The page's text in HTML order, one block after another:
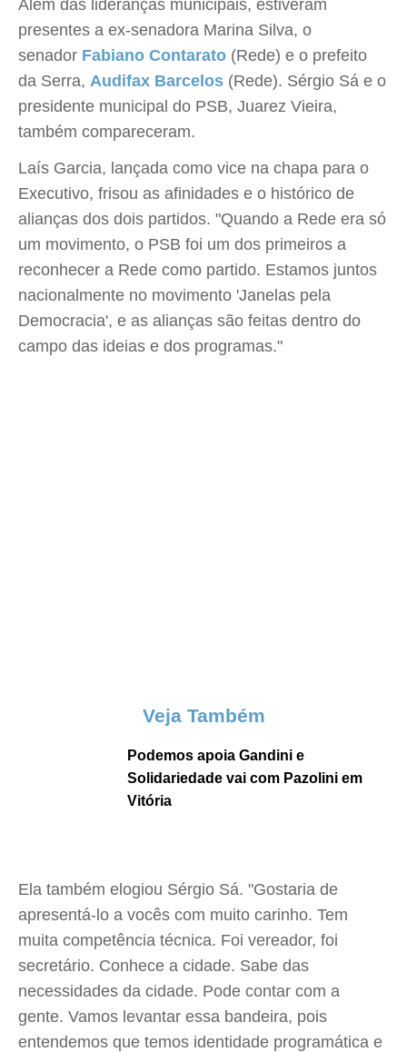
Além das lideranças municipais, estiveram
presentes a ex-senadora Marina Silva, o
senador Fabiano Contarato (Rede) e o prefeito
da Serra, Audifax Barcelos (Rede). Sérgio Sá e o
presidente municipal do PSB, Juarez Vieira,
também compareceram.
Laís Garcia, lançada como vice na chapa para o
Executivo, frisou as afinidades e o histórico de
alianças dos dois partidos. "Quando a Rede era só
um movimento, o PSB foi um dos primeiros a
reconhecer a Rede como partido. Estamos juntos
nacionalmente no movimento 'Janelas pela
Democracia', e as alianças são feitas dentro do
campo das ideias e dos programas."
Veja Também
Podemos apoia Gandini e
Solidariedade vai com Pazolini em
Vitória
Ela também elogiou Sérgio Sá. "Gostaria de
apresentá-lo a vocês com muito carinho. Tem
muita competência técnica. Foi vereador, foi
secretário. Conhece a cidade. Sabe das
necessidades da cidade. Pode contar com a
gente. Vamos levantar essa bandeira, pois
entendemos que temos identidade programática e